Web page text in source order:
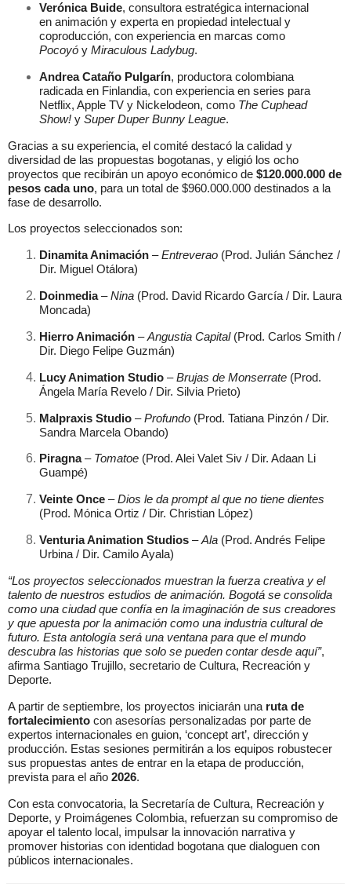
Verónica Buide, consultora estratégica internacional
en animación y experta en propiedad intelectual y
coproducción, con experiencia en marcas como
Pocoyóy Miraculous Ladybug.
Andrea Cataño Pulgarín, productora colombiana
radicada en Finlandia, con experiencia en series para
Netflix, Apple TV y Nickelodeon, como The Cuphead
Show!y Super Duper Bunny League.
Gracias a su experiencia, el comité destacó la calidad y
diversidad de las propuestas bogotanas, y eligió los ocho
proyectos que recibirán un apoyo económico de $120.000.000 de
pesos cada uno, para un total de $960.000.000 destinados a la
fase de desarrollo.
Los proyectos seleccionados son:
Dinamita Animación –Entreverao (Prod. Julián Sánchez /
Dir. Miguel Otálora)
Doinmedia–Nina (Prod. David Ricardo García / Dir. Laura
Moncada)
Hierro Animación –Angustia Capital(Prod. Carlos Smith /
Dir. Diego Felipe Guzmán)
Lucy Animation Studio –Brujas de Monserrate (Prod.
Ángela María Revelo / Dir. Silvia Prieto)
Malpraxis Studio –Profundo (Prod. Tatiana Pinzón / Dir.
Sandra Marcela Obando)
Piragna– Tomatoe (Prod. Alei Valet Siv / Dir. Adaan Li
Guampé)
Veinte Once –Dios le da prompt al que no tiene dientes
(Prod. Mónica Ortiz / Dir. Christian López)
Venturia Animation Studios –Ala (Prod. Andrés Felipe
Urbina / Dir. Camilo Ayala)
“Los proyectos seleccionados muestran la fuerza creativa y el
talento de nuestros estudios de animación. Bogotá se consolida
como una ciudad que confía en la imaginación de sus creadores
y que apuesta por la animación como una industria cultural de
futuro. Esta antología será una ventana para que el mundo
descubra las historias que solo se pueden contar desde aquí”,
afirma Santiago Trujillo, secretario de Cultura, Recreación y
Deporte.
A partir de septiembre, los proyectos iniciarán una ruta de
fortalecimiento con asesorías personalizadas por parte de
expertos internacionales en guion, ‘concept art’, dirección y
producción. Estas sesiones permitirán a los equipos robustecer
sus propuestas antes de entrar en la etapa de producción,
prevista para el año 2026.
Con esta convocatoria, la Secretaría de Cultura, Recreación y
Deporte, y Proimágenes Colombia, refuerzan su compromiso de
apoyar el talento local, impulsar la innovación narrativa y
promover historias con identidad bogotana que dialoguen con
públicos internacionales.